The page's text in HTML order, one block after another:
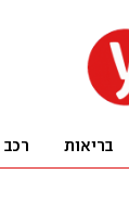
בריאות רכב